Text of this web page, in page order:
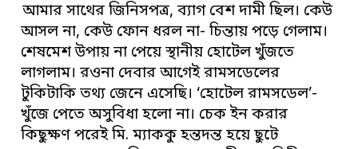
আমার সাথের জিনিসপত্র, ব্যাগ বেশ দামী ছিল। কেউ
আসল না, কেউ ফোন ধরল না- চিন্তায় পড়ে গেলাম।
শেষমেশ উপায় না পেয়ে স্থানীয় হোটেল খুঁজতে
লাগলাম। রওনা দেবার আগেই রামসডেলের
টুকিটাকি তথ্য জেনে এসেছি। ‘হোটেল রামসডেল’-
খুঁজে পেতে অসুবিধা হলো না। চেক ইন করার
কিছুক্ষণ পরেই মি. ম্যাককু হন্তদন্ত হয়ে ছুটে